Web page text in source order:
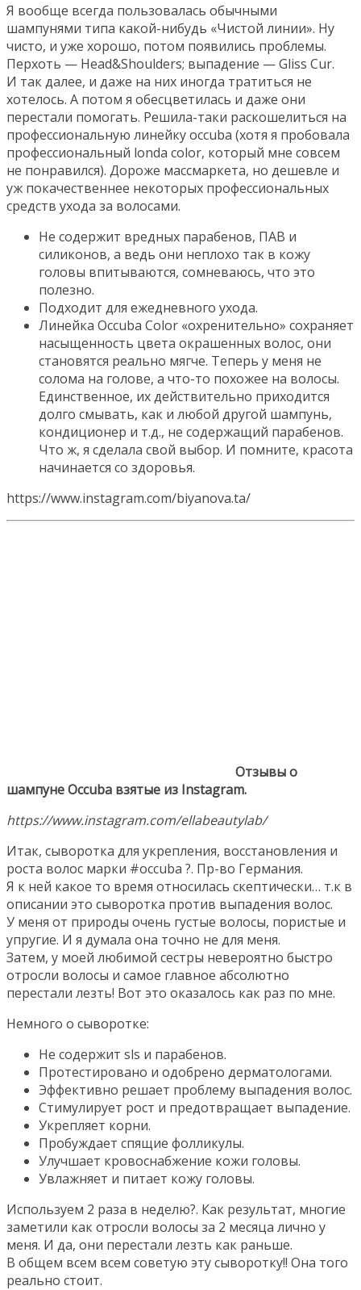
Я вообще всегда пользовалась обычными
шампунями типа какой-нибудь «Чистой линии». Ну
чисто, и уже хорошо, потом появились проблемы.
Перхоть — Head&Shoulders; выпадение — Gliss Cur.
И так далее, и даже на них иногда тратиться не
хотелось. А потом я обесцветилась и даже они
перестали помогать. Решила-таки раскошелиться на
профессиональную линейку occuba (хотя я пробовала
профессиональный londa color, который мне совсем
не понравился). Дороже массмаркета, но дешевле и
уж покачественнее некоторых профессиональных
средств ухода за волосами.
Не содержит вредных парабенов, ПАВ и
силиконов, а ведь они неплохо так в кожу
головы впитываются, сомневаюсь, что это
полезно.
Подходит для ежедневного ухода.
Линейка Occuba Color «охренительно» сохраняет
насыщенность цвета окрашенных волос, они
становятся реально мягче. Теперь у меня не
солома на голове, а что-то похожее на волосы.
Единственное, их действительно приходится
долго смывать, как и любой другой шампунь,
кондиционер и т.д., не содержащий парабенов.
Что ж, я сделала свой выбор. И помните, красота
начинается со здоровья.
https://www.instagram.com/biyanova.ta/
Отзывы о
шампуне Occuba взятые из Instagram.
https://www.instagram.com/ellabeautylab/
Итак, сыворотка для укрепления, восстановления и
роста волос марки #occuba ?. Пр-во Германия.
Я к ней какое то время относилась скептически… т.к в
описании это сыворотка против выпадения волос.
У меня от природы очень густые волосы, пористые и
упругие. И я думала она точно не для меня.
Затем, у моей любимой сестры невероятно быстро
отросли волосы и самое главное абсолютно
перестали лезть! Вот это оказалось как раз по мне.
Немного о сыворотке:
Не содержит sls и парабенов.
Протестировано и одобрено дерматологами.
Эффективно решает проблему выпадения волос.
Стимулирует рост и предотвращает выпадение.
Укрепляет корни.
Пробуждает спящие фолликулы.
Улучшает кровоснабжение кожи головы.
Увлажняет и питает кожу головы.
Используем 2 раза в неделю?. Как результат, многие
заметили как отросли волосы за 2 месяца лично у
меня. И да, они перестали лезть как раньше.
В общем всем всем советую эту сыворотку!! Она того
реально стоит.